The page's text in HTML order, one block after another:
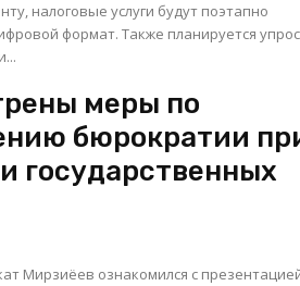
налоговые услуги будут поэтапно
формат. Также планируется
меры по
бюрократии
государственных
Мирзиёев ознакомился с